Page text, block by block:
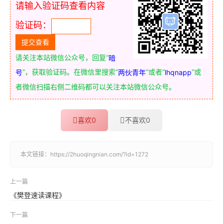
请输入验证码查看内容
验证码：
请关注本站微信公众号，回复“暗
号”，获取验证码。在微信里搜索“两伙青年”或者“lhqnapp”或
者微信扫描右侧二维码都可以关注本站微信公众号。
喜欢0 不喜欢0
本文链接： https://2huoqingnian.com/?id=1272
上一篇
《樊登速读课程》
下一篇